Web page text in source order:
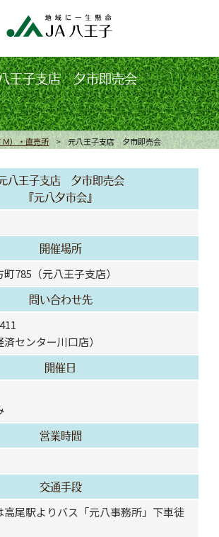
）・直売所 > 元八王子支店 夕市即売会
王子支店 夕市即売会
八王子支店 夕市即売会
『元八夕市会』
開催場所
785（元八王子支店）
問い合わせ先
済センター川口店）
開催日
営業時間
交通手段
高尾駅よりバス「元八事務所」下車徒